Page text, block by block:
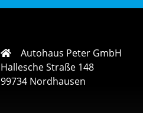
Autohaus Peter GmbH
Hallesche Straße 148
99734 Nordhausen